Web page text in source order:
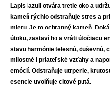
Lapis lazuli otvára tretie oko a
kameň rýchlo odstraňuje stres a
mieru. Je to ochranný kameň.
útoku, zastaví ho a vráti útočiacu
stavu harmónie telesnú, duševnú,
milostné i priateľské vzťahy a
emócií. Odstraňuje utrpenie,
esencie uvolňuje citové putá.